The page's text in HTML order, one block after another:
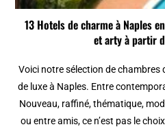
13 Hotels de charme à Naples
et arty à partir
Voici notre sélection de chambres
de luxe à Naples. Entre
Nouveau, raffiné, thématique,
ou entre amis, ce n’est pas le